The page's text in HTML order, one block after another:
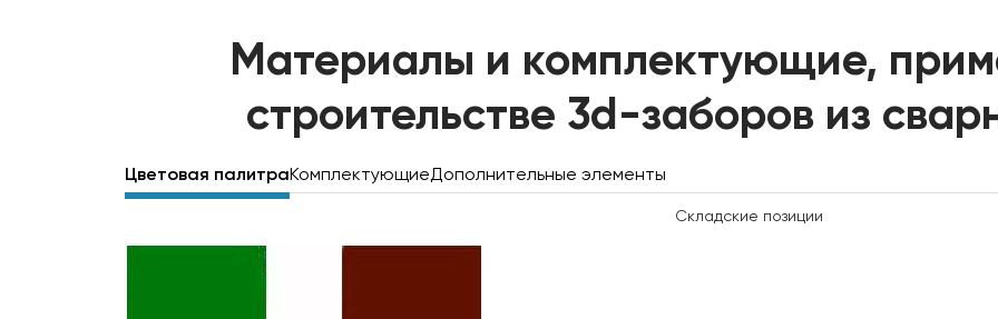
Материалы и комплектующие,
строительстве 3d-заборов из
Цветовая палитраКомплектующиеДополнительные элементы
Складские позиции